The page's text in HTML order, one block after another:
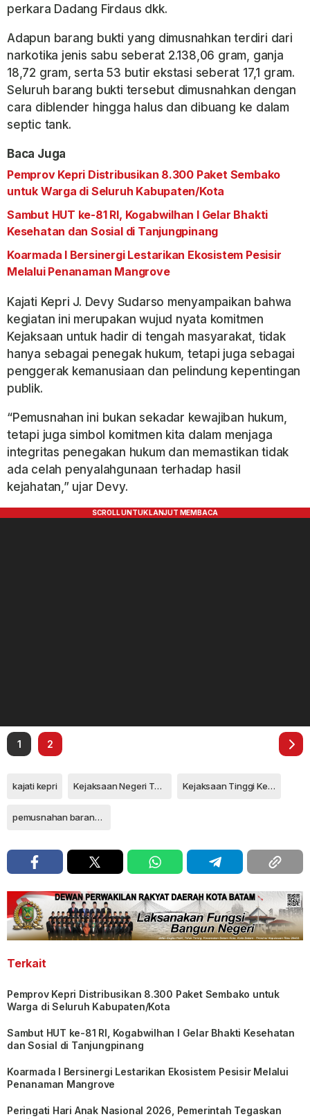
perkara Dadang Firdaus dkk.
Adapun barang bukti yang dimusnahkan terdiri dari
narkotika jenis sabu seberat 2.138,06 gram, ganja
18,72 gram, serta 53 butir ekstasi seberat 17,1 gram.
Seluruh barang bukti tersebut dimusnahkan dengan
cara diblender hingga halus dan dibuang ke dalam
septic tank.
Baca Juga
Pemprov Kepri Distribusikan 8.300 Paket Sembako
untuk Warga di Seluruh Kabupaten/Kota
Sambut HUT ke-81 RI, Kogabwilhan I Gelar Bhakti
Kesehatan dan Sosial di Tanjungpinang
Koarmada I Bersinergi Lestarikan Ekosistem Pesisir
Melalui Penanaman Mangrove
Kajati Kepri J. Devy Sudarso menyampaikan bahwa
kegiatan ini merupakan wujud nyata komitmen
Kejaksaan untuk hadir di tengah masyarakat, tidak
hanya sebagai penegak hukum, tetapi juga sebagai
penggerak kemanusiaan dan pelindung kepentingan
publik.
“Pemusnahan ini bukan sekadar kewajiban hukum,
tetapi juga simbol komitmen kita dalam menjaga
integritas penegakan hukum dan memastikan tidak
ada celah penyalahgunaan terhadap hasil
kejahatan,” ujar Devy.
1 2
kajati kepri Kejaksaan Negeri Tanjungpinang Kejaksaan Tinggi Kepri
pemusnahan barang bukti
Terkait
Pemprov Kepri Distribusikan 8.300 Paket Sembako untuk
Warga di Seluruh Kabupaten/Kota
Sambut HUT ke-81 RI, Kogabwilhan I Gelar Bhakti Kesehatan
dan Sosial di Tanjungpinang
Koarmada I Bersinergi Lestarikan Ekosistem Pesisir Melalui
Penanaman Mangrove
Peringati Hari Anak Nasional 2026, Pemerintah Tegaskan